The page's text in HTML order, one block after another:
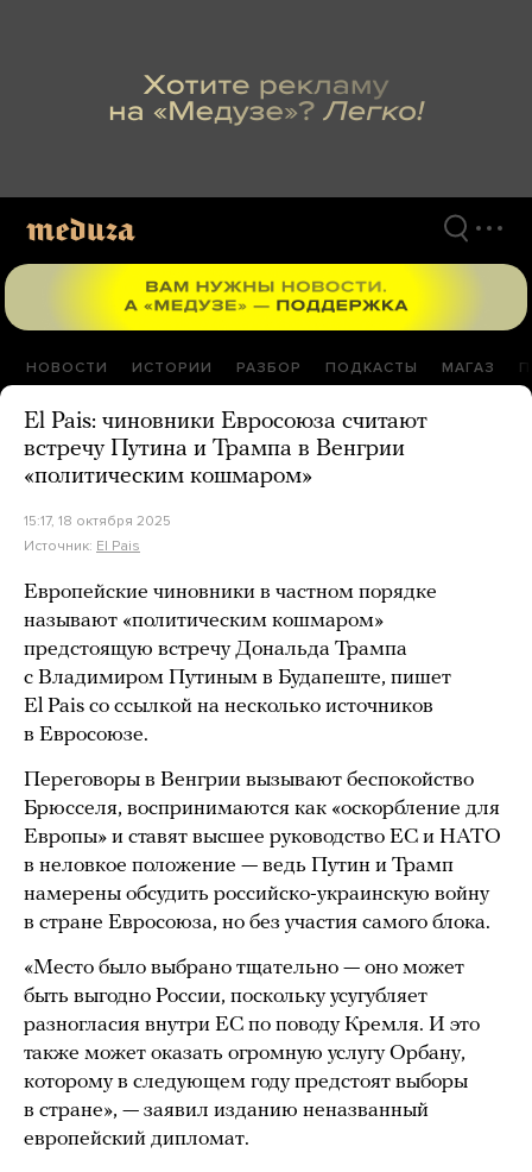
НОВОСТИ ИСТОРИИ РАЗБОР ПОДКАСТЫ МАГАЗ
El Pais: чиновники Евросоюза считают
встречу Путина и Трампа в Венгрии
«политическим кошмаром»
15:17, 18 октября 2025
Источник: El Pais
Европейские чиновники в частном порядке
называют «политическим кошмаром»
предстоящую встречу Дональда Трампа
с Владимиром Путиным в Будапеште, пишет
El Pais со ссылкой на несколько источников
в Евросоюзе.
Переговоры в Венгрии вызывают беспокойство
Брюсселя, воспринимаются как «оскорбление для
Европы» и ставят высшее руководство ЕС и НАТО
в неловкое положение — ведь Путин и Трамп
намерены обсудить российско-украинскую войну
в стране Евросоюза, но без участия самого блока.
«Место было выбрано тщательно — оно может
быть выгодно России, поскольку усугубляет
разногласия внутри ЕС по поводу Кремля. И это
также может оказать огромную услугу Орбану,
которому в следующем году предстоят выборы
в стране», — заявил изданию неназванный
европейский дипломат.